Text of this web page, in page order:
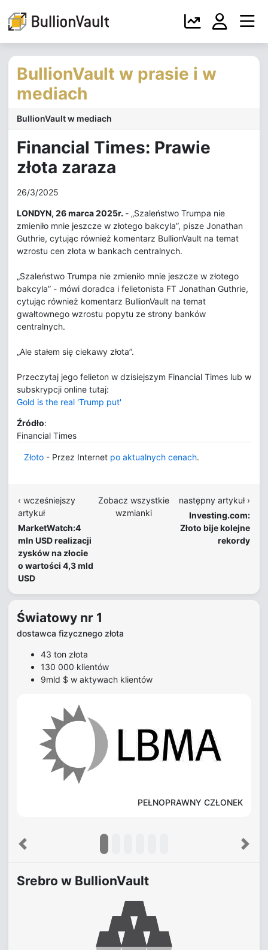
BullionVault w prasie i w
mediach
BullionVault w mediach
Financial Times: Prawie
złota zaraza
26/3/2025
LONDYN, 26 marca 2025r. - „Szaleństwo Trumpa nie
zmieniło mnie jeszcze w złotego bakcyla”, pisze Jonathan
Guthrie, cytując również komentarz BullionVault na temat
wzrostu cen złota w bankach centralnych.
„Szaleństwo Trumpa nie zmieniło mnie jeszcze w złotego
bakcyla” - mówi doradca i felietonista FT Jonathan Guthrie,
cytując również komentarz BullionVault na temat
gwałtownego wzrostu popytu ze strony banków
centralnych.
„Ale stałem się ciekawy złota”.
Przeczytaj jego felieton w dzisiejszym Financial Times lub w
subskrypcji online tutaj:
Gold is the real 'Trump put'
Źródło:
Financial Times
Złoto - Przez Internet po aktualnych cenach.
‹ wcześniejszy
artykuł
MarketWatch:4
mln USD realizacji
zysków na złocie
o wartości 4,3 mld
USD
Zobacz wszystkie
wzmianki
następny artykuł ›
Investing.com:
Złoto bije kolejne
rekordy
Światowy nr 1
dostawca fizycznego złota
43 ton złota
130 000 klientów
9mld $ w aktywach klientów
PEŁNOPRAWNY CZŁONEK
Previous Next
Srebro w BullionVault